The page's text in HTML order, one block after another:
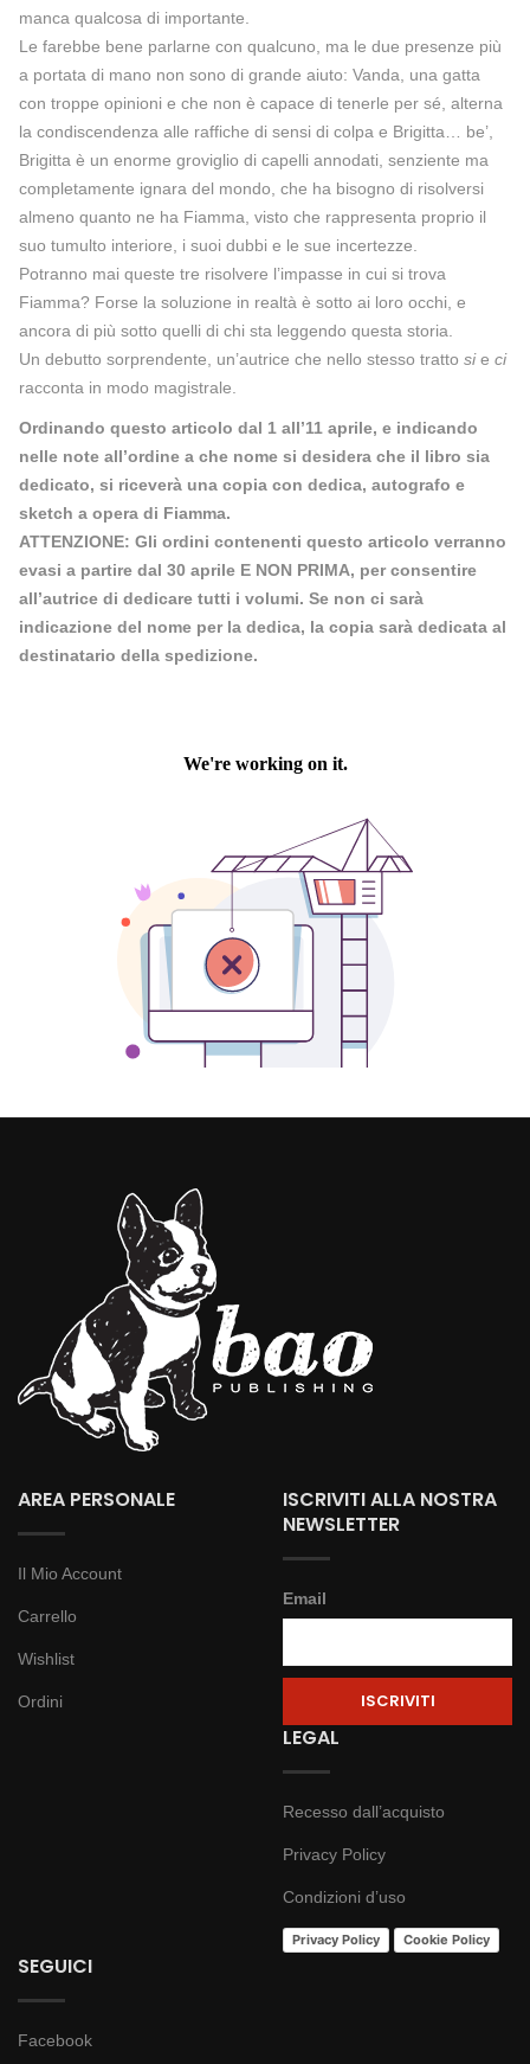
manca qualcosa di importante.
Le farebbe bene parlarne con qualcuno, ma le due presenze più
a portata di mano non sono di grande aiuto: Vanda, una gatta
con troppe opinioni e che non è capace di tenerle per sé, alterna
la condiscendenza alle raffiche di sensi di colpa e Brigitta… be’,
Brigitta è un enorme groviglio di capelli annodati, senziente ma
completamente ignara del mondo, che ha bisogno di risolversi
almeno quanto ne ha Fiamma, visto che rappresenta proprio il
suo tumulto interiore, i suoi dubbi e le sue incertezze.
Potranno mai queste tre risolvere l’impasse in cui si trova
Fiamma? Forse la soluzione in realtà è sotto ai loro occhi, e
ancora di più sotto quelli di chi sta leggendo questa storia.
Un debutto sorprendente, un’autrice che nello stesso tratto sie ci
racconta in modo magistrale.
Ordinando questo articolo dal 1 all’11 aprile, e indicando
nelle note all’ordine a che nome si desidera che il libro sia
dedicato, si riceverà una copia con dedica, autografo e
sketch a opera di Fiamma.
ATTENZIONE: Gli ordini contenenti questo articolo verranno
evasi a partire dal 30 aprile E NON PRIMA, per consentire
all’autrice di dedicare tutti i volumi. Se non ci sarà
indicazione del nome per la dedica, la copia sarà dedicata al
destinatario della spedizione.
AREA PERSONALE
Il Mio Account
Carrello
Wishlist
Ordini
ISCRIVITI ALLA NOSTRA
NEWSLETTER
Email
LEGAL
Recesso dall’acquisto
Privacy Policy
Condizioni d’uso
Privacy Policy Cookie Policy
SEGUICI
Facebook